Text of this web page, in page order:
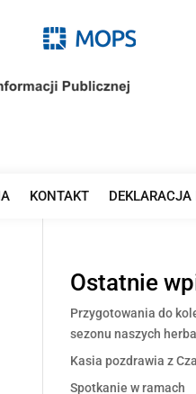
KONTAKT DEKLARACJA
Ostatnie
Przygotowania do
sezonu naszych
Kasia pozdrawia z
Spotkanie w ramach